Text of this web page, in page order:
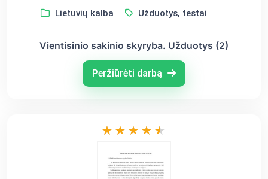
Lietuvių kalba Užduotys, testai
Vientisinio sakinio skyryba. Užduotys (2)
Peržiūrėti darbą